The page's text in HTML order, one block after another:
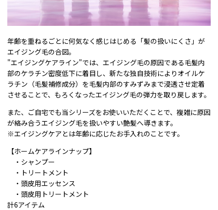
年齢を重ねるごとに何気なく感じはじめる「髪の扱いにくさ」が
エイジング毛の合図。
"エイジングケアライン"では、エイジング毛の原因である毛髪内
部のケラチン密度低下に着目し、新たな独自技術によりオイルケ
ラチン（毛髪補修成分）を毛髪内部のすみずみまで浸透させ定着
させることで、もろくなったエイジング毛の弾力を取り戻します。
また、ご自宅でも当シリーズをお使いいただくことで、複雑に原因
が絡み合うエイジング毛を扱いやすい艶髪へ導きます。
※エイジングケアとは年齢に応じたお手入れのことです。
【ホームケアラインナップ】
・シャンプー
・トリートメント
・頭皮用エッセンス
・頭皮用トリートメント
計6アイテム